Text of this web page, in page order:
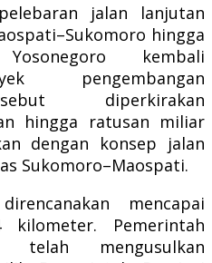
jalan lanjutan
hingga
kembali
pengembangan
diperkirakan
hingga ratusan miliar
dengan konsep jalan
Sukomoro–Maospati.
mencapai
Pemerintah
telah mengusulkan